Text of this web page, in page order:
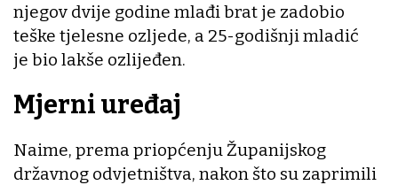
njegov dvije godine mlađi brat je zadobio
teške tjelesne ozljede, a 25-godišnji mladić
je bio lakše ozlijeđen.
Mjerni uređaj
Naime, prema priopćenju Županijskog
državnog odvjetništva, nakon što su zaprimili